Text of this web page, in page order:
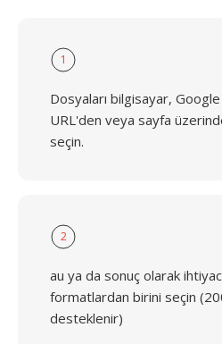
1
Dosyaları bilgisayar,
URL'den veya sayfa
seçin.
2
au ya da sonuç olarak
formatlardan birini seçin
desteklenir)